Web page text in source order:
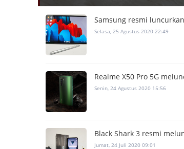
Samsung resmi
Selasa, 25 Agustus 2020 22:49
Realme X50 Pro 5G
Senin, 24 Agustus 2020 15:56
Black Shark 3 resmi
Jumat, 24 Juli 2020 09:01